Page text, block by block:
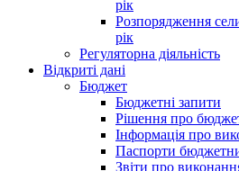
рік
Розпорядження
рік
Регуляторна діяльність
Відкриті дані
Бюджет
Бюджетні запити
Рішення про
Інформація про
Паспорти
Звіти про